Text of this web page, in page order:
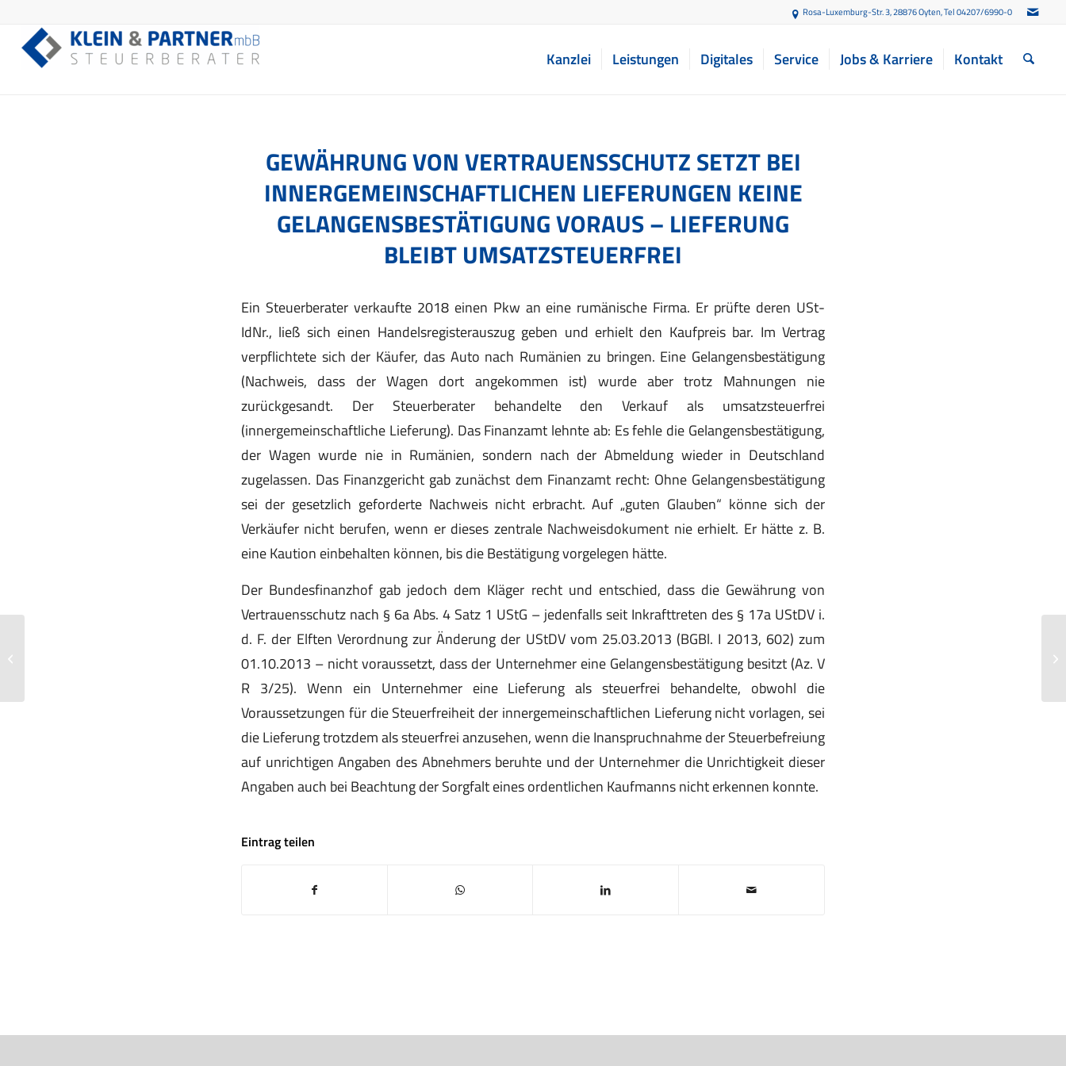
Rosa-Luxemburg-Str. 3, 28876 Oyten, Tel 04207/6990-0
Kanzlei Leistungen Digitales Service Jobs & Karriere Kontakt
GEWÄHRUNG VON VERTRAUENSSCHUTZ SETZT BEI
INNERGEMEINSCHAFTLICHEN LIEFERUNGEN KEINE
GELANGENSBESTÄTIGUNG VORAUS – LIEFERUNG
BLEIBT UMSATZSTEUERFREI
Ein Steuerberater verkaufte 2018 einen Pkw an eine rumänische Firma. Er prüfte deren USt-
IdNr., ließ sich einen Handelsregisterauszug geben und erhielt den Kaufpreis bar. Im Vertrag
verpflichtete sich der Käufer, das Auto nach Rumänien zu bringen. Eine Gelangensbestätigung
(Nachweis, dass der Wagen dort angekommen ist) wurde aber trotz Mahnungen nie
zurückgesandt. Der Steuerberater behandelte den Verkauf als umsatzsteuerfrei
(innergemeinschaftliche Lieferung). Das Finanzamt lehnte ab: Es fehle die Gelangensbestätigung,
der Wagen wurde nie in Rumänien, sondern nach der Abmeldung wieder in Deutschland
zugelassen. Das Finanzgericht gab zunächst dem Finanzamt recht: Ohne Gelangensbestätigung
sei der gesetzlich geforderte Nachweis nicht erbracht. Auf „guten Glauben“ könne sich der
Verkäufer nicht berufen, wenn er dieses zentrale Nachweisdokument nie erhielt. Er hätte z. B.
eine Kaution einbehalten können, bis die Bestätigung vorgelegen hätte.
Der Bundesfinanzhof gab jedoch dem Kläger recht und entschied, dass die Gewährung von
Vertrauensschutz nach § 6a Abs. 4 Satz 1 UStG – jedenfalls seit Inkrafttreten des § 17a UStDV i.
d. F. der Elften Verordnung zur Änderung der UStDV vom 25.03.2013 (BGBl. I 2013, 602) zum
01.10.2013 – nicht voraussetzt, dass der Unternehmer eine Gelangensbestätigung besitzt (Az. V
R 3/25). Wenn ein Unternehmer eine Lieferung als steuerfrei behandelte, obwohl die
Voraussetzungen für die Steuerfreiheit der innergemeinschaftlichen Lieferung nicht vorlagen, sei
die Lieferung trotzdem als steuerfrei anzusehen, wenn die Inanspruchnahme der Steuerbefreiung
auf unrichtigen Angaben des Abnehmers beruhte und der Unternehmer die Unrichtigkeit dieser
Angaben auch bei Beachtung der Sorgfalt eines ordentlichen Kaufmanns nicht erkennen konnte.
Eintrag teilen